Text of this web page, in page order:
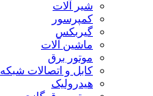
شیر آلات
کمپرسور
گیربکس
ماشین آلات
موتور برق
کابل و اتصالات شبکه
هیدرولیک